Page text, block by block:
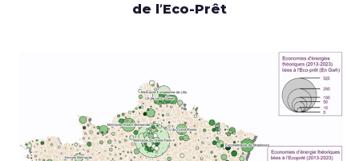
de l’Eco-Prêt